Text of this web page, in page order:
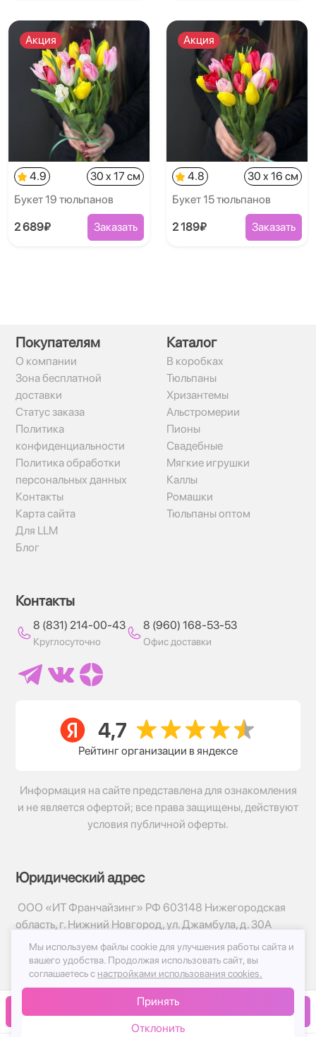
В корзину
Акция
4.9
30 x 17 см
Букет 19 тюльпанов
2 689₽ Заказать
Акция
4.8
30 x 16 см
Букет 15 тюльпанов
2 189₽ Заказать
Покупателям
О компании
Зона бесплатной
доставки
Статус заказа
Политика
конфиденциальности
Политика обработки
персональных данных
Контакты
Карта сайта
Для LLM
Блог
Каталог
В коробках
Тюльпаны
Хризантемы
Альстромерии
Пионы
Свадебные
Мягкие игрушки
Каллы
Ромашки
Тюльпаны оптом
Контакты
8 (831) 214-00-43
Круглосуточно
8 (960) 168-53-53
Офис доставки
Рейтинг организации в яндексе
Информация на сайте представлена для ознакомления
и не является офертой; все права защищены, действуют
условия публичной оферты.
Юридический адрес
ООО «ИТ Франчайзинг» РФ 603148 Нижегородская
область, г. Нижний Новгород, ул. Джамбула, д. 30А
© 2017-2026г, База Цветов 24.ру
Политика конфиденциальности
Публичная оферта
Мы используем файлы cookie для улучшения работы сайта и
вашего удобства. Продолжая использовать сайт, вы
соглашаетесь с настройками использования cookies.
Принять
Отклонить